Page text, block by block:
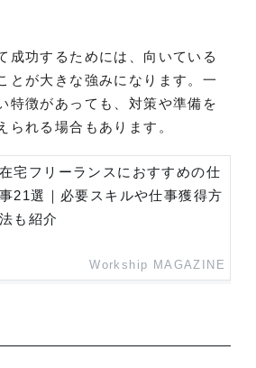
成功するためには、向いている
とが大きな強みになります。一
特徴があっても、対策や準備を
られる場合もあります。
在宅フリーランスにおすすめの仕
事21選｜必要スキルや仕事獲得方
法も紹介
Workship MAGAZINE